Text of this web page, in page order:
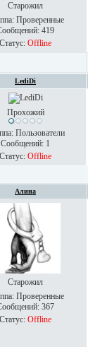
Старожил
Проверенные
419
Статус: Offline
LediDi
Прохожий
Пользователи
Сообщений: 1
Статус: Offline
Алина
Старожил
Проверенные
367
Статус: Offline